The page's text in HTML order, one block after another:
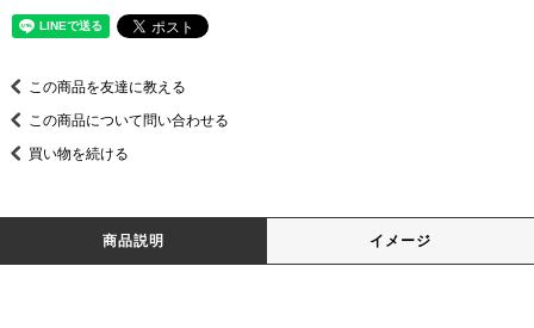
この商品を友達に教える
この商品について問い合わせる
買い物を続ける
商品説明 イメージ